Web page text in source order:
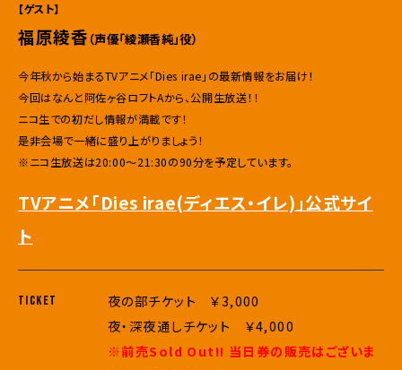
【ゲスト】
福原綾香 （声優「綾瀬香純」役）
今年秋から始まるTVアニメ「Dies irae」の最新情報をお届け！
今回はなんと阿佐ヶ谷ロフトAから、公開生放送！！
ニコ生での初だし情報が満載です！
是非会場で一緒に盛り上がりましょう！
※ニコ生放送は20:00〜21:30の90分を予定しています。
TVアニメ「Dies irae(ディエス・イレ)」公式サイ
ト
TICKET
夜の部チケット ￥3,000
夜・深夜通しチケット ￥4,000
※前売Sold Out!! 当日券の販売はございま